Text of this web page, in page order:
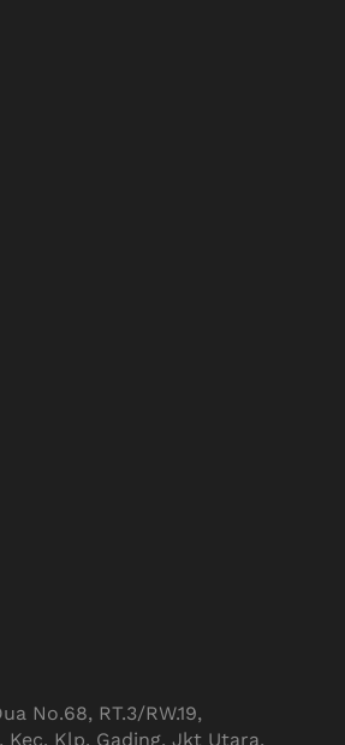
No.68, RT.3/RW.19,
Kec. Klp. Gading, Jkt Utara,